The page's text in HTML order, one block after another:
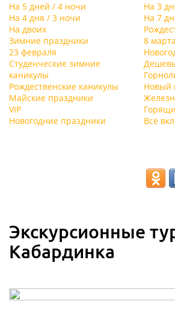
На 5 дней / 4 ночи
На 3
На 4 дня / 3 ночи
На 7
На двоих
Зимние праздники
8 марта
23 февраля
Студенческие зимние
каникулы
Рождественские каникулы
Новый
Майские праздники
VIP
Новогодние праздники
Всё
Экскурсионные
Кабардинка